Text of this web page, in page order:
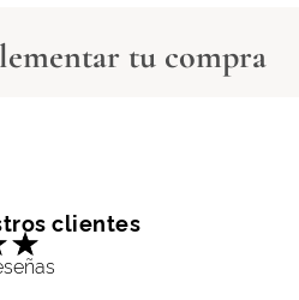
tu compra
clientes